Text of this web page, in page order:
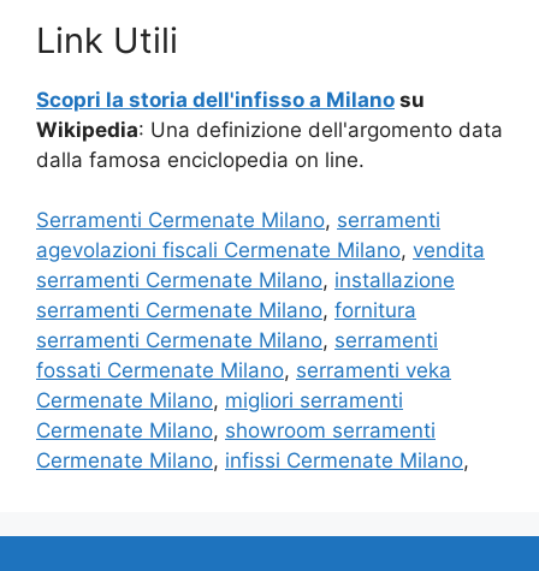
Link Utili
Scopri la storia dell'infisso a Milano su
Wikipedia: Una definizione dell'argomento data
dalla famosa enciclopedia on line.
Serramenti Cermenate Milano, serramenti
agevolazioni fiscali Cermenate Milano, vendita
serramenti Cermenate Milano, installazione
serramenti Cermenate Milano, fornitura
serramenti Cermenate Milano, serramenti
fossati Cermenate Milano, serramenti veka
Cermenate Milano, migliori serramenti
Cermenate Milano, showroom serramenti
Cermenate Milano, infissi Cermenate Milano,